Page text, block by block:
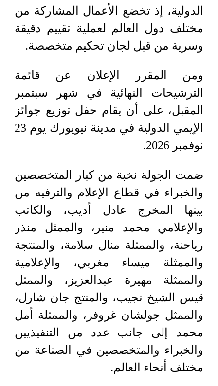
الدولية، إذ تخضع الأعمال المشاركة من
مختلف دول العالم لعملية تقييم دقيقة
وسرية من قبل لجان تحكيم متخصصة.
ومن المقرر الإعلان عن قائمة
الترشيحات النهائية في شهر سبتمبر
المقبل، على أن يقام حفل توزيع جوائز
الإيمي الدولية في مدينة نيويورك يوم 23
نوفمبر 2026.
ضمت الجولة نخبة من كبار المتخصصين
والخبراء في قطاع الإعلام والترفيه من
بينها المخرج عادل أديب، والكاتب
والإعلامي محمد منير، والممثل منذر
رياحنة، والممثلة منال سلامة، والمنتجة
والممثلة ميساء مغربي، والإعلامية
والممثلة مهيرة عبدالعزيز، والممثل
قيس الشيخ نجيب، والمنتج جان شارل،
والممثل جولشان غروفر، والممثلة أمل
محمد إلى جانب عدد من التنفيذيين
والخبراء والمتخصصين في الصناعة من
مختلف أنحاء العالم.